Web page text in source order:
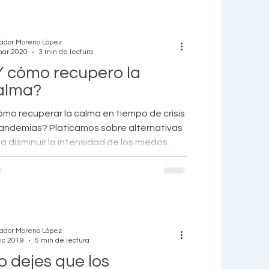
¿Te lastimaste?... Escuché las
sin atenderl
cómo recupero la
recuperar la calma en tiempo de crisis
Platicamos sobre alternativas
disminuir la intensidad de los miedos.
Moreno López
2020
3 min de lectura
dejes que los
Moreno López
2019
5 min de lectura